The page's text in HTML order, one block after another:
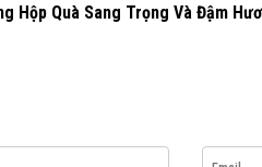
Hộp Quà Sang Trọng Và Đậm